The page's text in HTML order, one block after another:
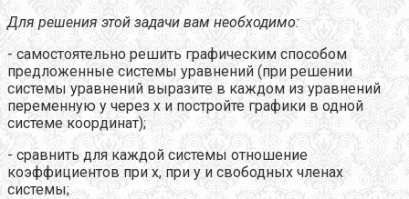
Для решения этой задачи вам необходимо:
- самостоятельно решить графическим способом
предложенные системы уравнений (при решении
системы уравнений выразите в каждом из уравнений
переменную y через x и постройте графики в одной
системе координат);
- сравнить для каждой системы отношение
коэффициентов при x, при y и свободных членах
системы;